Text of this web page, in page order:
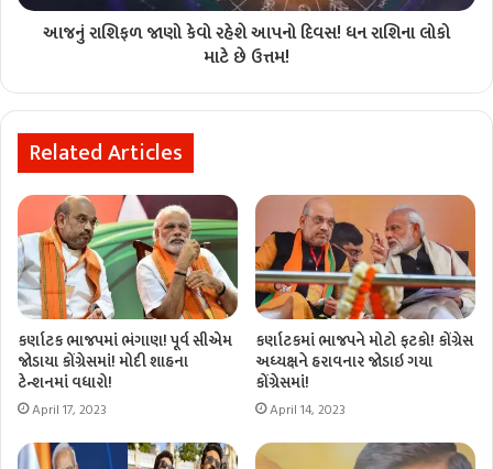
આજનું રાશિફળ જાણો કેવો રહેશે આપનો દિવસ! ધન રાશિના લોકો
માટે છે ઉત્તમ!
Related Articles
કર્ણાટક ભાજપમાં ભંગાણ! પૂર્વ સીએમ
જોડાયા કોંગ્રેસમાં! મોદી શાહના
ટેન્શનમાં વધારો!
April 17, 2023
કર્ણાટકમાં ભાજપને મોટો ફટકો! કોંગ્રેસ
અધ્યક્ષને હરાવનાર જોડાઇ ગયા
કોંગ્રેસમાં!
April 14, 2023